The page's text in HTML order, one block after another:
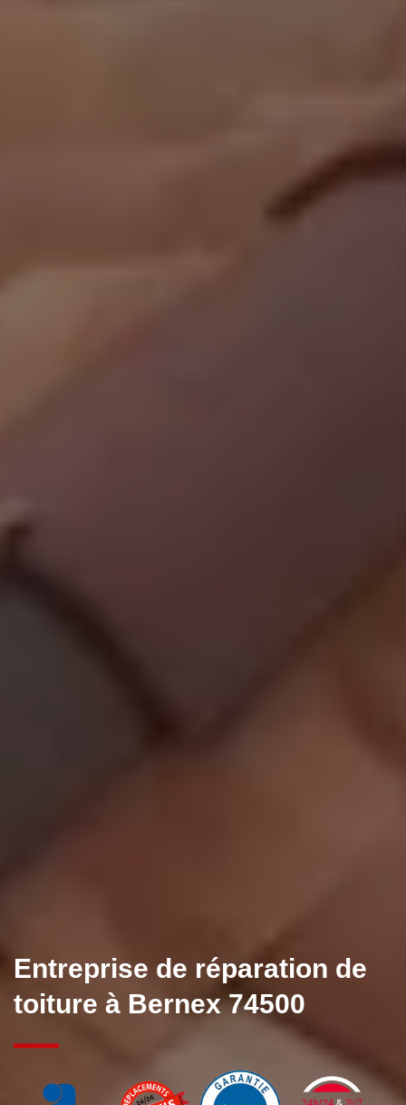
Entreprise de réparation de
toiture à Bernex 74500